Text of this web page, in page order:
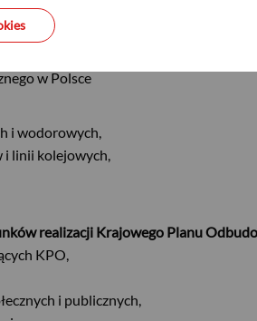
w Polsce
i wodorowych,
i linii kolejowych,
realizacji Krajowego Planu
KPO,
i publicznych,